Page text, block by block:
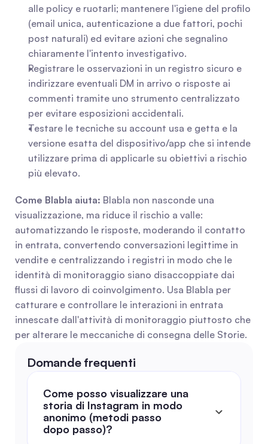
alle policy e ruotarli; mantenere l'igiene del profilo
(email unica, autenticazione a due fattori, pochi
post naturali) ed evitare azioni che segnalino
chiaramente l'intento investigativo.
Registrare le osservazioni in un registro sicuro e
indirizzare eventuali DM in arrivo o risposte ai
commenti tramite uno strumento centralizzato
per evitare esposizioni accidentali.
Testare le tecniche su account usa e getta e la
versione esatta del dispositivo/app che si intende
utilizzare prima di applicarle su obiettivi a rischio
più elevato.
Come Blabla aiuta: Blabla non nasconde una
visualizzazione, ma riduce il rischio a valle:
automatizzando le risposte, moderando il contatto
in entrata, convertendo conversazioni legittime in
vendite e centralizzando i registri in modo che le
identità di monitoraggio siano disaccoppiate dai
flussi di lavoro di coinvolgimento. Usa Blabla per
catturare e controllare le interazioni in entrata
innescate dall'attività di monitoraggio piuttosto che
per alterare le meccaniche di consegna delle Storie.
Domande frequenti
Come posso visualizzare una
storia di Instagram in modo
anonimo (metodi passo
dopo passo)?